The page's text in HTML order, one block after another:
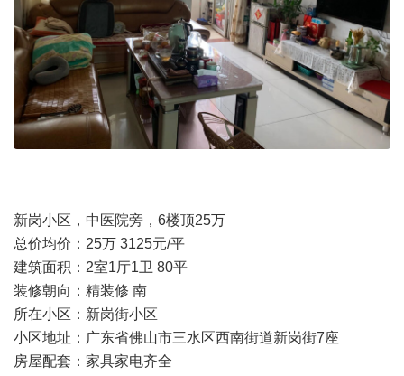
新岗小区，中医院旁，6楼顶25万
总价均价：25万 3125元/平
建筑面积：2室1厅1卫 80平
装修朝向：精装修 南
所在小区：新岗街小区
小区地址：广东省佛山市三水区西南街道新岗街7座
房屋配套：家具家电齐全